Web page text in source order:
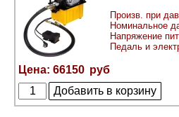
Произв. при
Номинальное
Напряжение
Педаль и
66150